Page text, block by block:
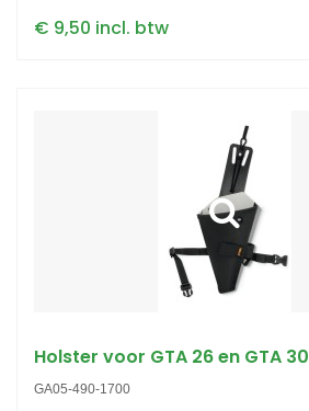
€ 9,50 incl. btw
Holster voor GTA 26 en GTA 30
GA05-490-1700